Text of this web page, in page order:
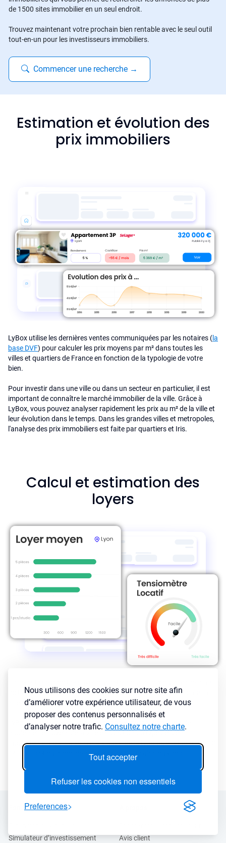
Nous utilisons des cookies sur notre site afin
d’améliorer votre expérience utilisateur, de vous
proposer des contenus personnalisés et
d’analyser notre trafic. Consultez notre charte.
Tout accepter
Refuser les cookies non essentiels
Preferences
de 1500 sites immobilier en un seul endroit.
Trouvez maintenant votre prochain bien rentable avec le seul outil
tout-en-un pour les investisseurs immobiliers.
Commencer une recherche →
Estimation et évolution des
prix immobiliers
LyBox utilise les dernières ventes communiquées par les notaires (la
base DVF) pour calculer les prix moyens par m² dans toutes les
villes et quartiers de France en fonction de la typologie de votre
bien.
Pour investir dans une ville ou dans un secteur en particulier, il est
important de connaître le marché immobilier de la ville. Grâce à
LyBox, vous pouvez analyser rapidement les prix au m² de la ville et
leur évolution dans le temps. Dans les grandes villes et metropoles,
l'analyse des prix immobiliers est faite par quartiers et Iris.
Calcul et estimation des
loyers
doit aussi connaître les loyers que vous pouvez appliquer dans la
ville en fonction de l’état et des prestations de votre bien.
LyBox analyse des millions d’annonces de locations afin de
modéliser les loyers de la ville en fonction du type de bien
(appartement ou maison) mais aussi de la typologie (studio, T2, T3,
T4, T5 ...) et du mode de location choisi (meublé ou vide).
Fonctionnalités
Simulateur d’investissement
Avis client